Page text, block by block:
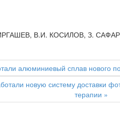
В.И. КОСИЛОВ, З.
алюминиевый сплав нового
новую систему доставки
терапии »